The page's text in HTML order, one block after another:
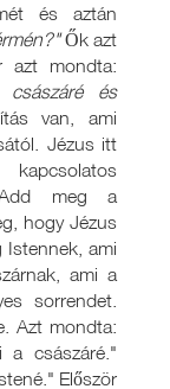
és aztán
Ők azt
azt mondta:
és
van, ami
Jézus itt
meg a
hogy Jézus
ami
ami a
sorrendet.
Azt mondta:
a császáré."
Először